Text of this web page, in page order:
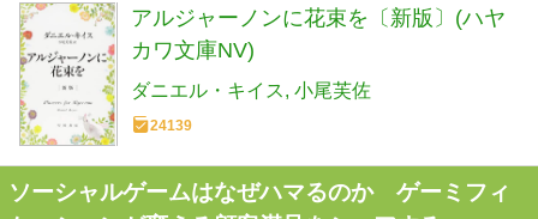
アルジャーノンに花束を〔新版〕(ハヤ
カワ文庫NV)
ダニエル・キイス 小尾芙佐
24139
ソーシャルゲームはなぜハマるのか ゲーミフィ